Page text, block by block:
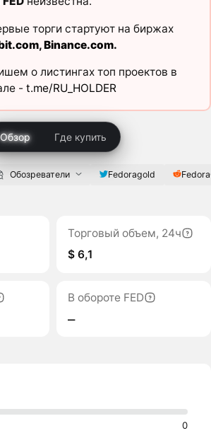
торги стартуют на биржах
,Binance.com.
о листингах топ проектов в
- t.me/RU_HOLDER
Обзор Где купить
Обозреватели Fedoragold
Торговый объем, 24ч
$ 6,1
В обороте FED
‒
0